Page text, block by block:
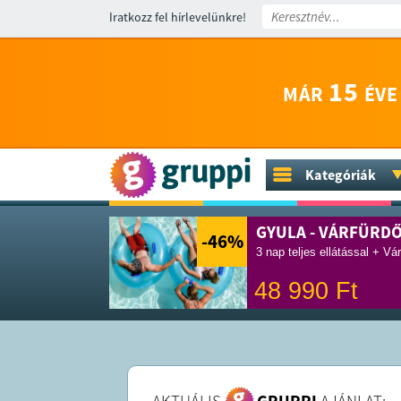
Iratkozz fel hírlevelünkre!
MÁR 15
Kategóriák
-46% GYULA -
3 nap teljes ellátással +
48 990 Ft